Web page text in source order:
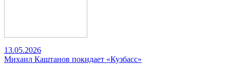
13.05.2026
Михаил Каштанов покидает «Кузбасс»